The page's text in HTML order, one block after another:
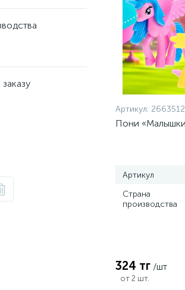
Артикул: 2663512
Пони
Артикул
Страна
производства
324 тг /шт
от 2 шт.